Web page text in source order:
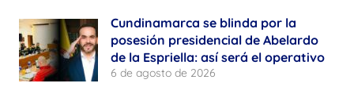
Cundinamarca se blinda por la
posesión presidencial de Abelardo
de la Espriella: así será el operativo
6 de agosto de 2026